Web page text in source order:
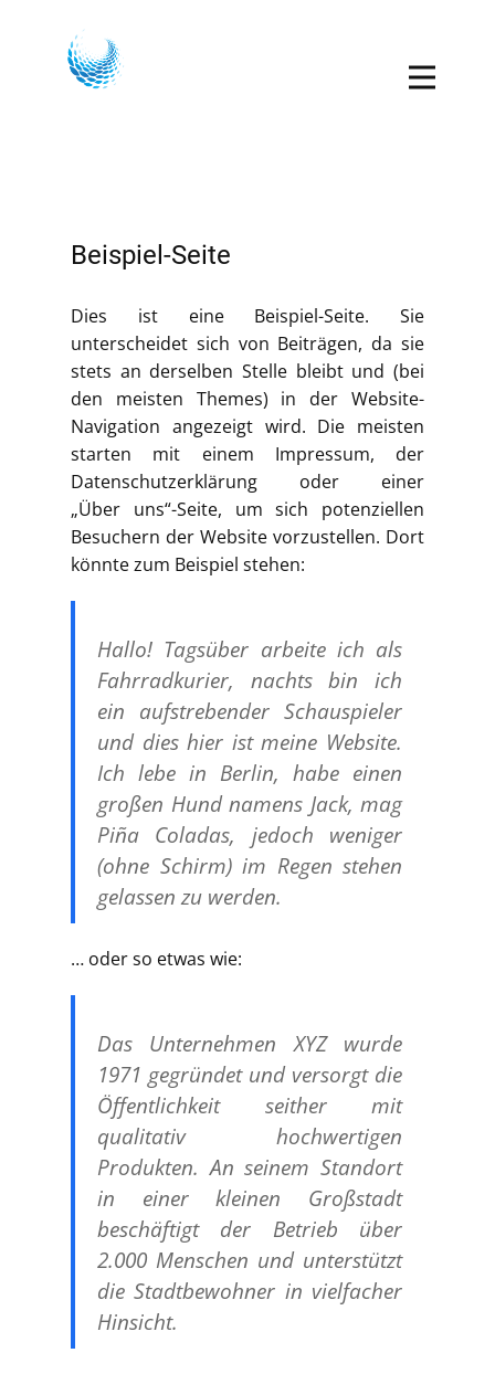
Beispiel-Seite
Dies ist eine Beispiel-Seite. Sie
unterscheidet sich von Beiträgen, da sie
stets an derselben Stelle bleibt und (bei
den meisten Themes) in der Website-
Navigation angezeigt wird. Die meisten
starten mit einem Impressum, der
Datenschutzerklärung oder einer
„Über uns“-Seite, um sich potenziellen
Besuchern der Website vorzustellen. Dort
könnte zum Beispiel stehen:
Hallo! Tagsüber arbeite ich als
Fahrradkurier, nachts bin ich
ein aufstrebender Schauspieler
und dies hier ist meine Website.
Ich lebe in Berlin, habe einen
großen Hund namens Jack, mag
Piña Coladas, jedoch weniger
(ohne Schirm) im Regen stehen
gelassen zu werden.
… oder so etwas wie:
Das Unternehmen XYZ wurde
1971 gegründet und versorgt die
Öffentlichkeit seither mit
qualitativ hochwertigen
Produkten. An seinem Standort
in einer kleinen Großstadt
beschäftigt der Betrieb über
2.000 Menschen und unterstützt
die Stadtbewohner in vielfacher
Hinsicht.